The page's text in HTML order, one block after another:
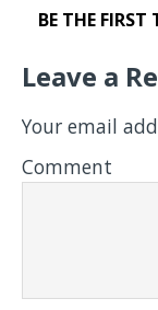
BE THE
Leave a
Your email
Comment